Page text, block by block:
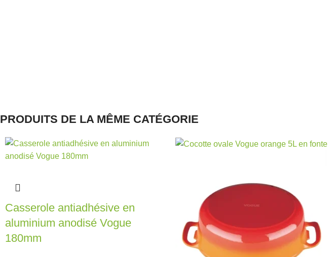
PRODUITS DE LA MÊME CATÉGORIE
Casserole antiadhésive en
aluminium anodisé Vogue
180mm